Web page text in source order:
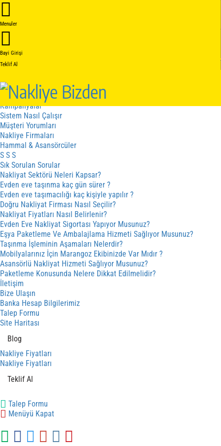
Menuler
Bayi Girişi
Teklif Al
Hakkımızda
Hakkımızda
Hizmetler
Hizmet Sözleşmesi
İptal - İade Sözleşmesi
Fiyat cizergesi
Hizmetler
Kampanyalar
Sistem Nasıl Çalışır
Müşteri Yorumları
Nakliye Firmaları
Hammal & Asansörcüler
S S S
Sık Sorulan Sorular
Nakliyat Sektörü Neleri Kapsar?
Evden eve taşınma kaç gün sürer ?
Evden eve taşımacılığı kaç kişiyle yapılır ?
Doğru Nakliyat Firması Nasıl Seçilir?
Nakliyat Fiyatları Nasıl Belirlenir?
Evden Eve Nakliyat Sigortası Yapıyor Musunuz?
Eşya Paketleme Ve Ambalajlama Hizmeti Sağlıyor Musunuz?
Taşınma İşleminin Aşamaları Nelerdir?
Mobilyalarınız İçin Marangoz Ekibinizde Var Mıdır ?
Asansörlü Nakliyat Hizmeti Sağlıyor Musunuz?
Paketleme Konusunda Nelere Dikkat Edilmelidir?
İletişim
Bize Ulaşın
Banka Hesap Bilgilerimiz
Talep Formu
Site Haritası
Blog
Nakliye Fiyatları
Nakliye Fiyatları
Teklif Al
Talep Formu
Menüyü Kapat